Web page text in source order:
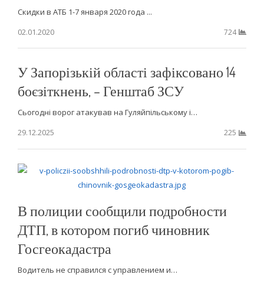
Скидки в АТБ 1-7 января 2020 года ...
02.01.2020
724
У Запорізькій області зафіксовано 14
боєзіткнень, – Генштаб ЗСУ
Сьогодні ворог атакував на Гуляйпільському і…
29.12.2025
225
В полиции сообщили подробности
ДТП, в котором погиб чиновник
Госгеокадастра
Водитель не справился с управлением и…